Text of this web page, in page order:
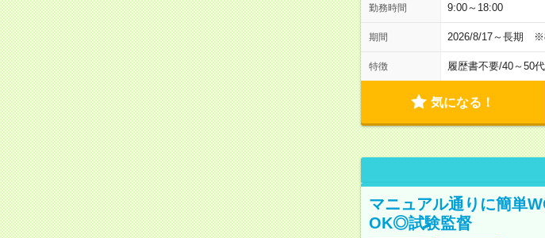
勤務時間 9:00～18:00
期間 2026/8/17～長期
特徴 履歴書不要/40～50
気になる！
マニュアル通りに簡単
OK◎試験監督